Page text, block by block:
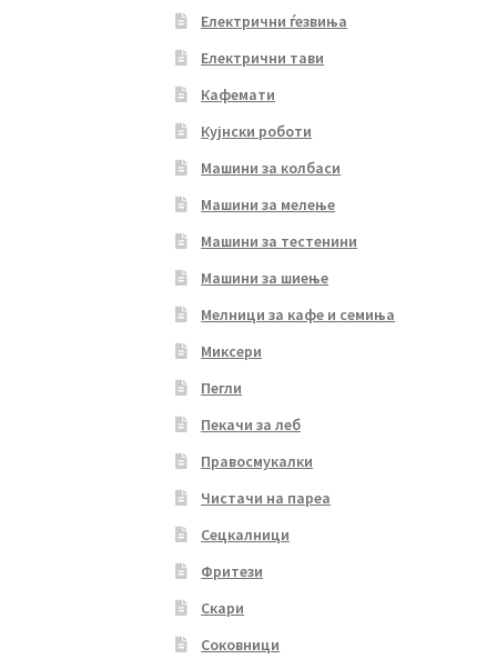
Електрични ѓезвиња
Електрични тави
Кафемати
Кујнски роботи
Машини за колбаси
Машини за мелење
Машини за тестенини
Машини за шиење
Мелници за кафе и семиња
Миксери
Пегли
Пекачи за леб
Правосмукалки
Чистачи на пареа
Сецкалници
Фритези
Скари
Соковници